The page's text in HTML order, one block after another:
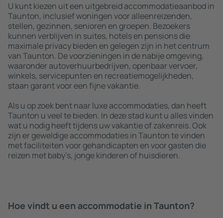
U kunt kiezen uit een uitgebreid accommodatieaanbod in
Taunton, inclusief woningen voor alleenreizenden,
stellen, gezinnen, senioren en groepen. Bezoekers
kunnen verblijven in suites, hotels en pensions die
maximale privacy bieden en gelegen zijn in het centrum
van Taunton. De voorzieningen in de nabije omgeving,
waaronder autoverhuurbedrijven, openbaar vervoer,
winkels, servicepunten en recreatiemogelijkheden,
staan garant voor een fijne vakantie.
Als u op zoek bent naar luxe accommodaties, dan heeft
Taunton u veel te bieden. In deze stad kunt u alles vinden
wat u nodig heeft tijdens uw vakantie of zakenreis. Ook
zijn er geweldige accommodaties in Taunton te vinden
met faciliteiten voor gehandicapten en voor gasten die
reizen met baby’s, jonge kinderen of huisdieren.
Hoe vindt u een accommodatie in Taunton?